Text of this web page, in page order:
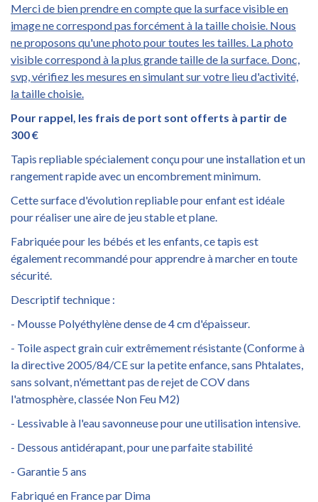
Merci de bien prendre en compte que la surface visible en
image ne correspond pas forcément à la taille choisie. Nous
ne proposons qu'une photo pour toutes les tailles. La photo
visible correspond à la plus grande taille de la surface. Donc,
svp, vérifiez les mesures en simulant sur votre lieu d'activité,
la taille choisie.
Pour rappel, les frais de port sont offerts à partir de
300 €
Tapis repliable spécialement conçu pour une installation et un
rangement rapide avec un encombrement minimum.
Cette surface d'évolution repliable pour enfant est idéale
pour réaliser une aire de jeu stable et plane.
Fabriquée pour les bébés et les enfants, ce tapis est
également recommandé pour apprendre à marcher en toute
sécurité.
Descriptif technique :
- Mousse Polyéthylène dense de 4 cm d'épaisseur.
- Toile aspect grain cuir extrêmement résistante (Conforme à
la directive 2005/84/CE sur la petite enfance, sans Phtalates,
sans solvant, n'émettant pas de rejet de COV dans
l'atmosphère, classée Non Feu M2)
- Lessivable à l'eau savonneuse pour une utilisation intensive.
- Dessous antidérapant, pour une parfaite stabilité
- Garantie 5 ans
Fabriqué en France par Dima